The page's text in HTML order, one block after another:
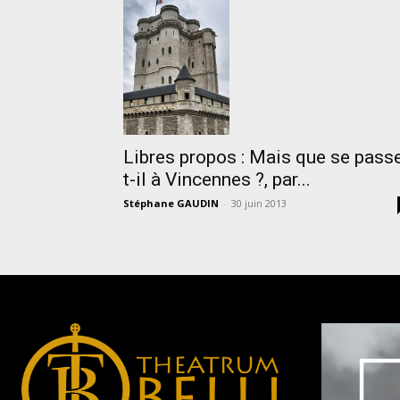
Libres propos : Mais que se
t-il à Vincennes ?, par...
Stéphane GAUDIN - 30 juin 2013